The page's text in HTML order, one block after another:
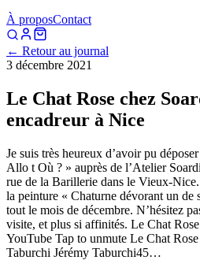
À proposContact
← Retour au journal
3 décembre 2021
Le Chat Rose chez
encadreur à Nice
Je suis très heureux d’avoir pu
Allo t Où ? » auprès de l’Atelier
rue de la Barillerie dans le Vieux-
la peinture « Chaturne dévorant un de
tout le mois de décembre. N’hésitez
visite, et plus si affinités. Le Chat
YouTube Tap to unmute Le Chat
Taburchi Jérémy Taburchi45…